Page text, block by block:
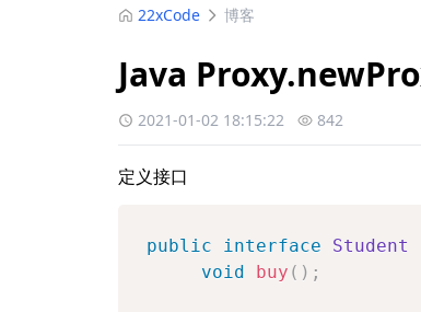
22xCode 博客
Java
2021-01-02 18:15:22 842
定义接口
public interface Student
void
buy ( ) ;